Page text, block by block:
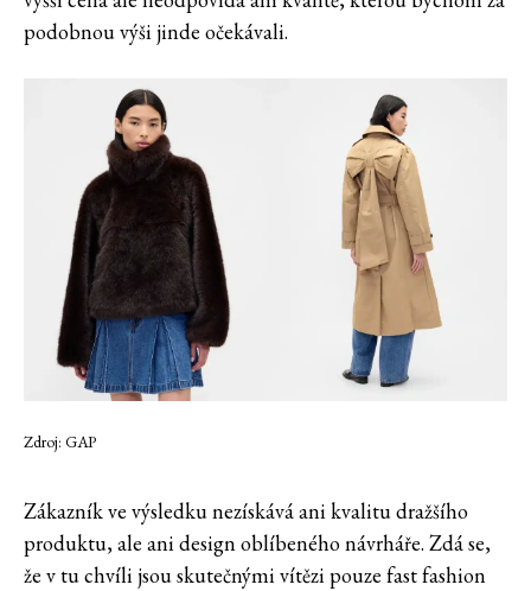
podobnou výši jinde očekávali.
Zdroj: GAP
Zákazník ve výsledku nezískává ani kvalitu dražšího
produktu, ale ani design oblíbeného návrháře. Zdá se,
že v tu chvíli jsou skutečnými vítězi pouze fast fashion